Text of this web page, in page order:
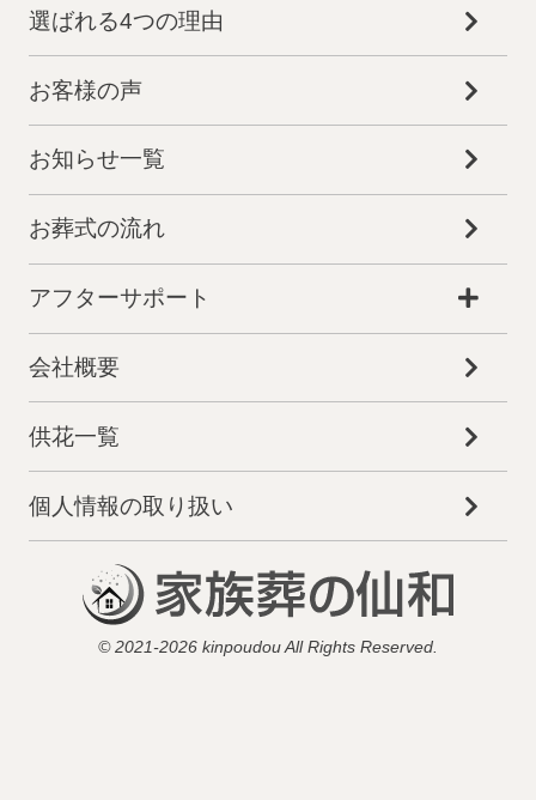
選ばれる4つの理由
お客様の声
お知らせ一覧
お葬式の流れ
アフターサポート
会社概要
供花一覧
個人情報の取り扱い
© 2021-2026 kinpoudou All Rights Reserved.